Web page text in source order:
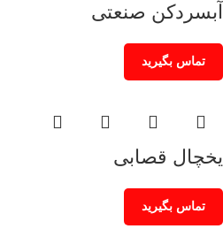
آبسردکن صنعتی
تماس بگیرید
یخچال قصابی
تماس بگیرید